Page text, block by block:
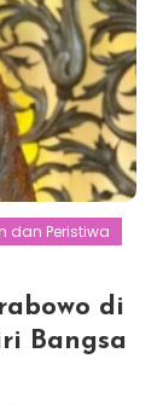
dan Peristiwa
di
Bangsa